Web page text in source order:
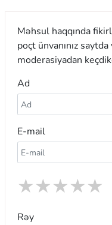
Məhsul haqqında
poçt ünvanınız saytda
moderasiyadan
Ad
E-mail
★
★
★
★
★
Rəy